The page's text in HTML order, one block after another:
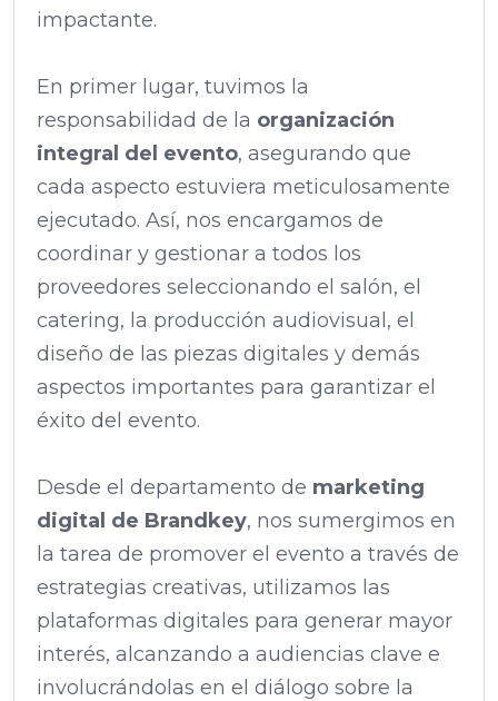
impactante.
En primer lugar, tuvimos la
responsabilidad de la organización
integral del evento, asegurando que
cada aspecto estuviera meticulosamente
ejecutado. Así, nos encargamos de
coordinar y gestionar a todos los
proveedores seleccionando el salón, el
catering, la producción audiovisual, el
diseño de las piezas digitales y demás
aspectos importantes para garantizar el
éxito del evento.
Desde el departamento de marketing
digital de Brandkey, nos sumergimos en
la tarea de promover el evento a través de
estrategias creativas, utilizamos las
plataformas digitales para generar mayor
interés, alcanzando a audiencias clave e
involucrándolas en el diálogo sobre la